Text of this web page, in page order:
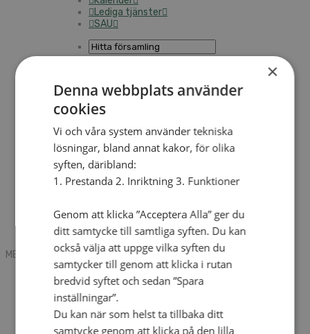
Lediga tjänster
SAU
Mobile box
Kontakt
Tidning
Annonsera
Hitta församling
Press
Kalender
Lediga tjänster
Sommargårdar
MENU
MENU
Search mobile
English
Hej! Vad söker du?
Kontakt
×
Denna webbplats använder
cookies
Vi och våra system använder tekniska
lösningar, bland annat kakor, för olika
syften, däribland:
1. Prestanda 2. Inriktning 3. Funktioner
Genom att klicka ”Acceptera Alla” ger du
ditt samtycke till samtliga syften. Du kan
också välja att uppge vilka syften du
samtycker till genom att klicka i rutan
bredvid syftet och sedan ”Spara
inställningar”.
Du kan när som helst ta tillbaka ditt
samtycke genom att klicka på den lilla